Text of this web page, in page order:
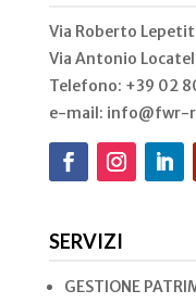
Via Roberto
Via Antonio
Telefono: +39 02
e-mail: info@fwr-
SERVIZI
GESTIONE